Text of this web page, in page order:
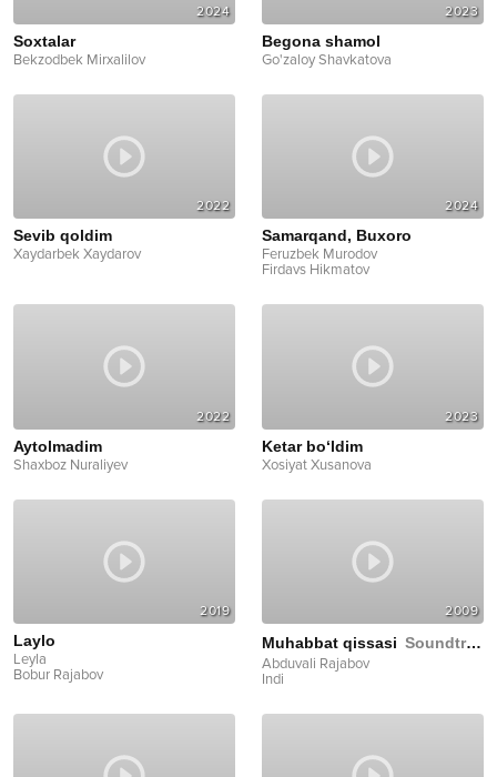
2024
Soxtalar
Bekzodbek Mirxalilov
2023
Begona shamol
Go'zaloy Shavkatova
2022
Sevib qoldim
Xaydarbek Xaydarov
2024
Samarqand, Buxoro
Feruzbek Murodov
Firdavs Hikmatov
2022
Aytolmadim
Shaxboz Nuraliyev
2023
Ketar bo‘ldim
Xosiyat Xusanova
2019
Laylo
Leyla
Bobur Rajabov
2009
Muhabbat qissasi Soundtrack
Abduvali Rajabov
Indi